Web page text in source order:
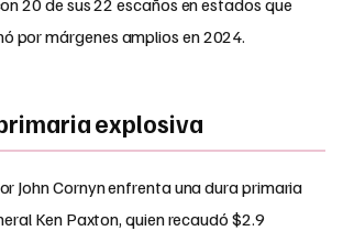
20 de sus 22 escaños en estados que
por márgenes amplios en 2024.
explosiva
John Cornyn enfrenta una dura primaria
Ken Paxton, quien recaudó $2.9